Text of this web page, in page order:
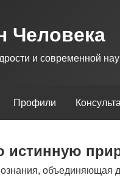
Человека
и современной
Профили
истинную
объединяющая